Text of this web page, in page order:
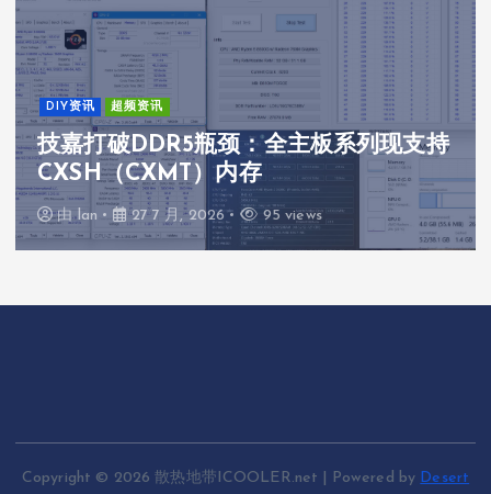
DIY资讯 超频资讯
技嘉打破DDR5瓶颈：全主板系列现支持
CXSH（CXMT）内存
由 lan 27 7 月, 2026 95 views
Copyright © 2026 散热地带ICOOLER.net | Powered by Desert